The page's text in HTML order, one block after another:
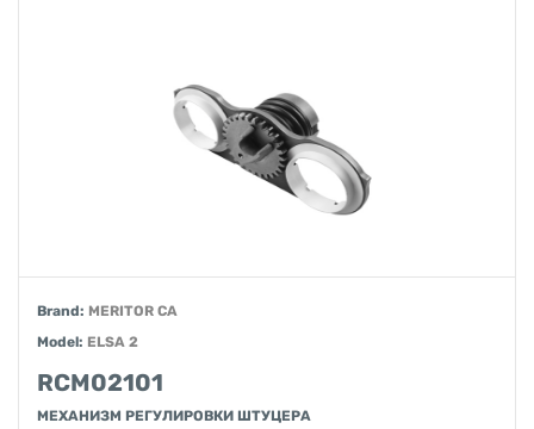
Brand: MERITOR CA
Model: ELSA 2
RCM02101
МЕХАНИЗМ РЕГУЛИРОВКИ ШТУЦЕРА